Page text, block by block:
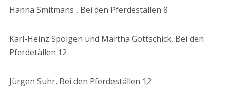
Hanna Smitmans , Bei den Pferdeställen 8
Karl-Heinz Spölgen und Martha Gottschick, Bei den
Pferdetällen 12
Jürgen Suhr, Bei den Pferdeställen 12